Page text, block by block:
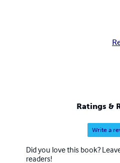
Ratings &
Write a
Did you love this book?
readers!